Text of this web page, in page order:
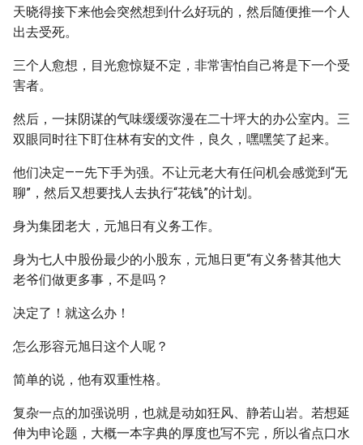
天晓得接下来他会突然想到什么好玩的，然后随便推一个人
出去受死。
三个人愈想，目光愈惊疑不定，非常害怕自己将是下一个受
害者。
然后，一抹阴谋的气味缓缓弥漫在二十坪大的办公室内。三
双眼同时往下盯住林有安的文件，良久，嘿嘿笑了起来。
他们决定——先下手为强。不让元老大有任问机会感觉到“无
聊”，然后又想要找人去执行“花钱”的计划。
身为集团老大，元旭日有义务工作。
身为七人中股份最少的小股东，元旭日更“有义务替其他大
老爷们做更多事，不是吗？
决定了！就这么办！
怎么形容元旭日这个人呢？
简单的说，他有双重性格。
复杂一点的加强说明，也就是动如狂风、静若山岩。若想延
伸为申论题，大概一本字典的厚度也写不完，所以省点口水